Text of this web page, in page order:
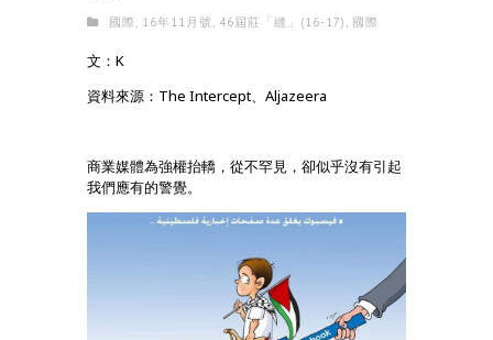
國際 , 16年11月號 , 46屆莊「縫」(16-17) , 國際
文：K
資料來源：The Intercept、Aljazeera
商業媒體為強權抬轎，從不罕見，卻似乎沒有引起
我們應有的警覺。